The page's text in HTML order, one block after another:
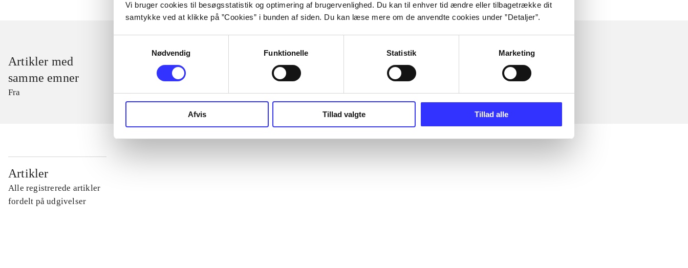
Vi bruger cookies til besøgsstatistik og optimering af brugervenlighed. Du kan til enhver tid ændre eller tilbagetrække dit
samtykke ved at klikke på ”Cookies” i bunden af siden. Du kan læse mere om de anvendte cookies under ”Detaljer”.
Nødvendig
Funktionelle Statistik Marketing
Afvis Tillad valgte Tillad alle
Artikler med
samme emner
Fra
Artikler
Alle registrerede artikler
fordelt på udgivelser